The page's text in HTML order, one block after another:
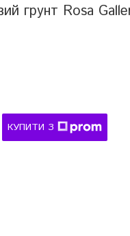
грунт Rosa
КУПИТИ З